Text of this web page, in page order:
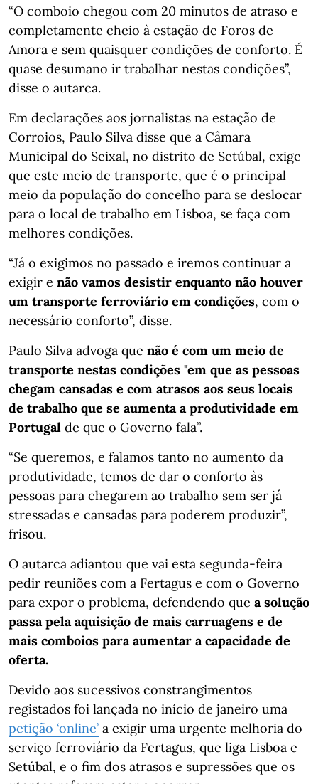
“O comboio chegou com 20 minutos de atraso e
completamente cheio à estação de Foros de
Amora e sem quaisquer condições de conforto. É
quase desumano ir trabalhar nestas condições”,
disse o autarca.
Em declarações aos jornalistas na estação de
Corroios, Paulo Silva disse que a Câmara
Municipal do Seixal, no distrito de Setúbal, exige
que este meio de transporte, que é o principal
meio da população do concelho para se deslocar
para o local de trabalho em Lisboa, se faça com
melhores condições.
“Já o exigimos no passado e iremos continuar a
exigir e não vamos desistir enquanto não houver
um transporte ferroviário em condições, com o
necessário conforto”, disse.
Paulo Silva advoga que não é com um meio de
transporte nestas condições "em que as pessoas
chegam cansadas e com atrasos aos seus locais
de trabalho que se aumenta a produtividade em
Portugal de que o Governo fala”.
“Se queremos, e falamos tanto no aumento da
produtividade, temos de dar o conforto às
pessoas para chegarem ao trabalho sem ser já
stressadas e cansadas para poderem produzir”,
frisou.
O autarca adiantou que vai esta segunda-feira
pedir reuniões com a Fertagus e com o Governo
para expor o problema, defendendo que a solução
passa pela aquisição de mais carruagens e de
mais comboios para aumentar a capacidade de
oferta.
Devido aos sucessivos constrangimentos
registados foi lançada no início de janeiro uma
petição ‘online’ a exigir uma urgente melhoria do
serviço ferroviário da Fertagus, que liga Lisboa e
Setúbal, e o fim dos atrasos e supressões que os